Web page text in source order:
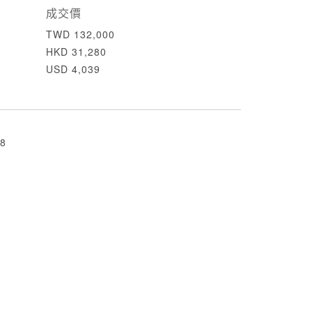
成交價
TWD 132,000
HKD 31,280
USD 4,039